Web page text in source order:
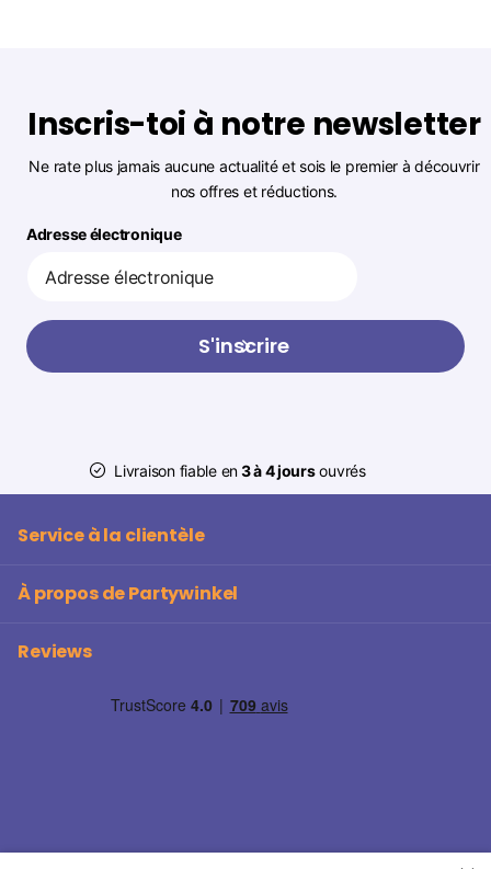
Inscris-toi à notre newsletter
Ne rate plus jamais aucune actualité et sois le premier à découvrir
nos offres et réductions.
Adresse électronique
S'inscrire
Livraison fiable en3 à 4 joursouvrés
Service à la clientèle
À propos de Partywinkel
Reviews